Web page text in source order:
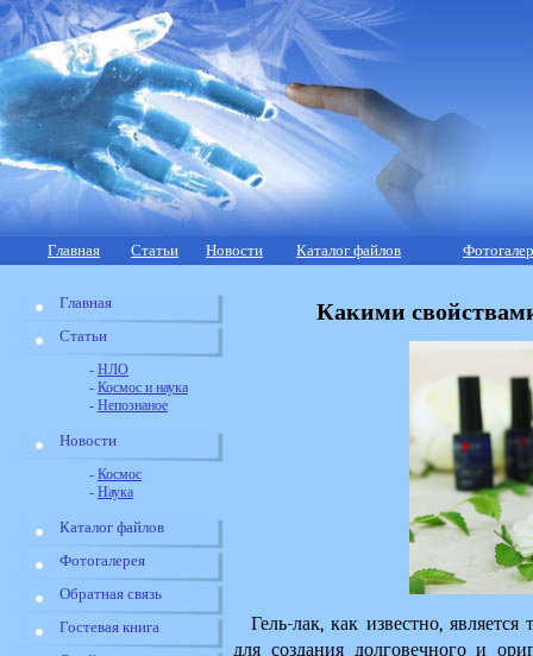
Главная Статьи Новости Каталог файлов
Главная
Статьи
- НЛО
- Космос и наука
- Непознаное
Новости
- Космос
- Наука
Каталог файлов
Фотогалерея
Обратная связь
Гостевая книга
Какими
Гель-лак, как известно,
для создания долговечного и